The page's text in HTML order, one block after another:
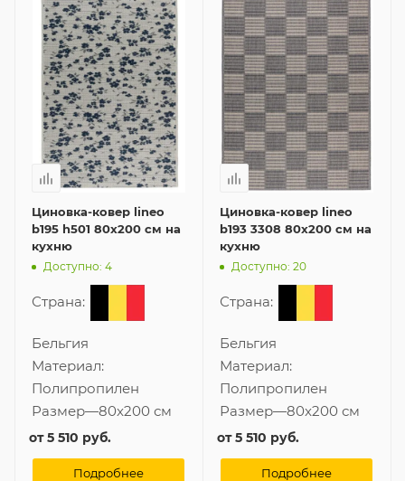
Циновка-ковер lineo
b195 h501 80x200 см на
кухню
Доступно: 4
Страна:
Бельгия
Материал:
Полипропилен
Размер—80x200 см
от5 510 руб.
Подробнее
Циновка-ковер lineo
b193 3308 80x200 см на
кухню
Доступно: 20
Страна:
Бельгия
Материал:
Полипропилен
Размер—80x200 см
от5 510 руб.
Подробнее